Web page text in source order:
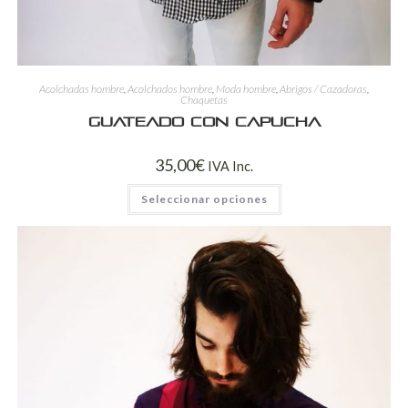
Acolchadas hombre Acolchados hombre Moda hombre Abrigos / Cazadoras
Chaquetas
Guateado con capucha
35,00€ IVA Inc.
Seleccionar opciones